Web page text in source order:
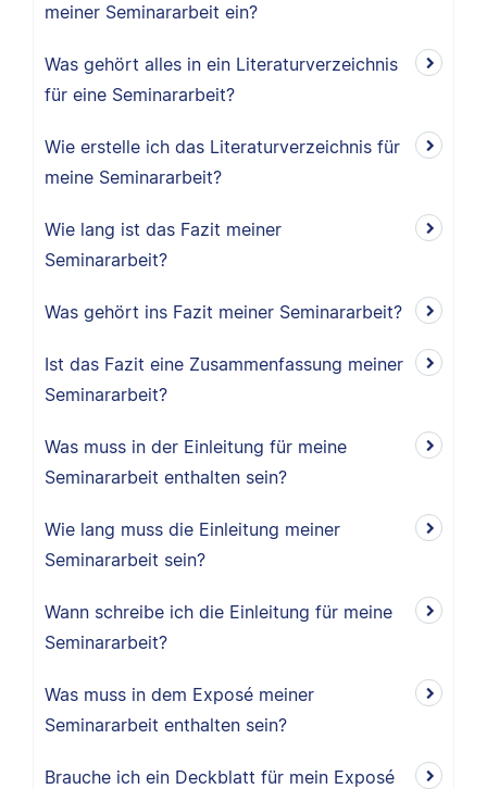
meiner Seminararbeit ein?
Was gehört alles in ein Literaturverzeichnis
für eine Seminararbeit?
Wie erstelle ich das Literaturverzeichnis für
meine Seminararbeit?
Wie lang ist das Fazit meiner
Seminararbeit?
Was gehört ins Fazit meiner Seminararbeit?
Ist das Fazit eine Zusammenfassung meiner
Seminararbeit?
Was muss in der Einleitung für meine
Seminararbeit enthalten sein?
Wie lang muss die Einleitung meiner
Seminararbeit sein?
Wann schreibe ich die Einleitung für meine
Seminararbeit?
Was muss in dem Exposé meiner
Seminararbeit enthalten sein?
Brauche ich ein Deckblatt für mein Exposé